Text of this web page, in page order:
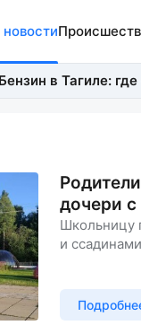
Бензин в Тагиле:
дочери с
Школьницу
и